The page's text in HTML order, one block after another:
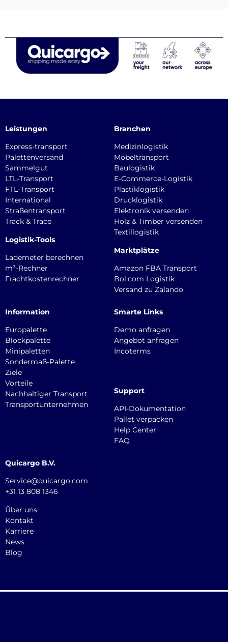
Leistungen
Express-transport
Palettenversand
Sammelgut
LTL-Transport
FTL-Transport
International
Straßentransport
Track & Trace
Logistik-Tools
Lademeter berechnen
m³-Rechner
Frachtkostenrechner
Branchen
Medizinlogistik
Möbeltransport
Baulogistik
E-Commerce-Logistik
Plastiklogistik
Drucklogistik
Elektronik versenden
Holz & Timber versenden
Textillogistik
Marktplätze
Amazon FBA Transport
Bol.com Logistik
Versand zu Zalando
Information
Europalette
Blockpalette
Minipaletten
Sondermaß-Palette
Ziele
Vorteile
Nachhaltiger Transport
Transportunternehmen
Smarte Links
Demo anfragen
Angebot anfragen
Incoterms
Support
API-Dokumentation
Pallet verpacken
Help Center
FAQ
Quicargo B.V.
Service@quicargo.com
+31 13 808 1346
Über uns
Kontakt
Karriere
News
Blog